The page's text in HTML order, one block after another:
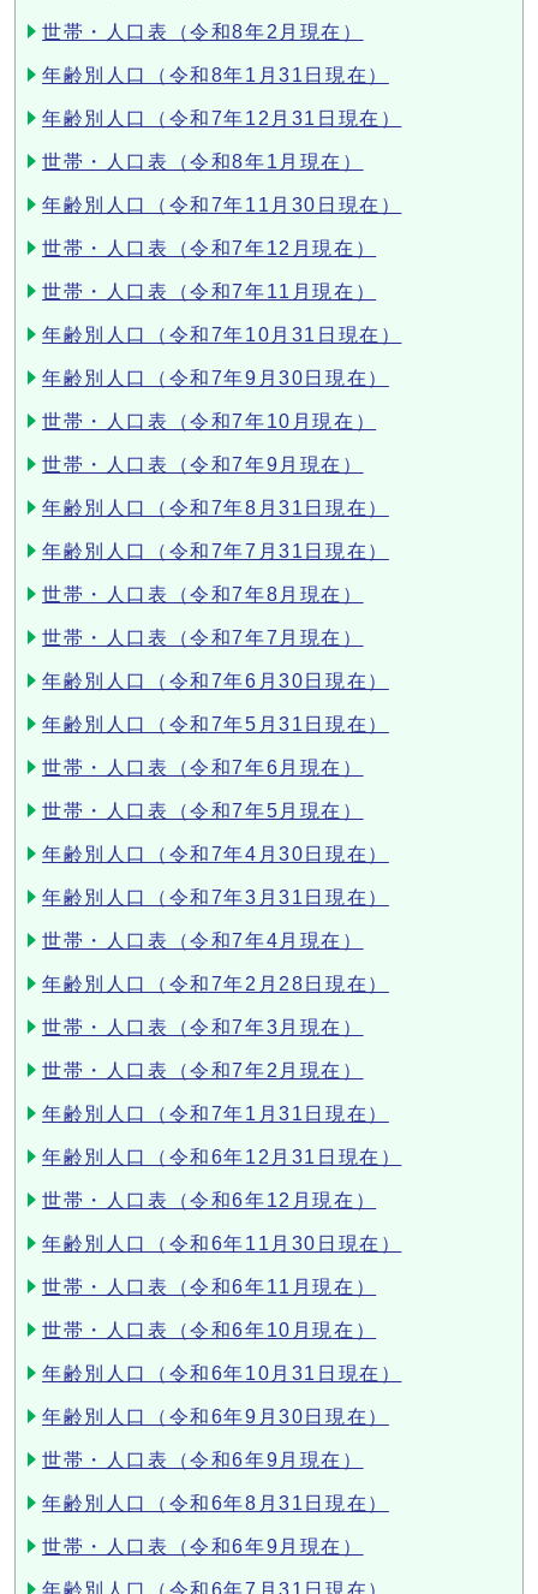
世帯・人口表（令和8年2月現在）
年齢別人口（令和8年1月31日現在）
年齢別人口（令和7年12月31日現在）
世帯・人口表（令和8年1月現在）
年齢別人口（令和7年11月30日現在）
世帯・人口表（令和7年12月現在）
世帯・人口表（令和7年11月現在）
年齢別人口（令和7年10月31日現在）
年齢別人口（令和7年9月30日現在）
世帯・人口表（令和7年10月現在）
世帯・人口表（令和7年9月現在）
年齢別人口（令和7年8月31日現在）
年齢別人口（令和7年7月31日現在）
世帯・人口表（令和7年8月現在）
世帯・人口表（令和7年7月現在）
年齢別人口（令和7年6月30日現在）
年齢別人口（令和7年5月31日現在）
世帯・人口表（令和7年6月現在）
世帯・人口表（令和7年5月現在）
年齢別人口（令和7年4月30日現在）
年齢別人口（令和7年3月31日現在）
世帯・人口表（令和7年4月現在）
年齢別人口（令和7年2月28日現在）
世帯・人口表（令和7年3月現在）
世帯・人口表（令和7年2月現在）
年齢別人口（令和7年1月31日現在）
年齢別人口（令和6年12月31日現在）
世帯・人口表（令和6年12月現在）
年齢別人口（令和6年11月30日現在）
世帯・人口表（令和6年11月現在）
世帯・人口表（令和6年10月現在）
年齢別人口（令和6年10月31日現在）
年齢別人口（令和6年9月30日現在）
世帯・人口表（令和6年9月現在）
年齢別人口（令和6年8月31日現在）
世帯・人口表（令和6年9月現在）
年齢別人口（令和6年7月31日現在）